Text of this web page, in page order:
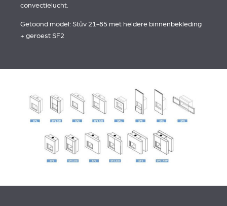
convectielucht.
Getoond model: Stûv 21-85 met heldere binnenbekleding
+ geroest SF2